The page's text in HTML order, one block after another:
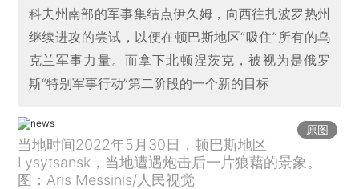
科夫州南部的军事集结点伊久姆，向西往扎波罗热州
继续进攻的尝试，以便在顿巴斯地区“吸住”所有的乌
克兰军事力量。而拿下北顿涅茨克，被视为是俄罗
斯“特别军事行动”第二阶段的一个新的目标
原图
当地时间2022年5月30日，顿巴斯地区
Lysytsansk，当地遭遇炮击后一片狼藉的景象。
图：Aris Messinis/人民视觉